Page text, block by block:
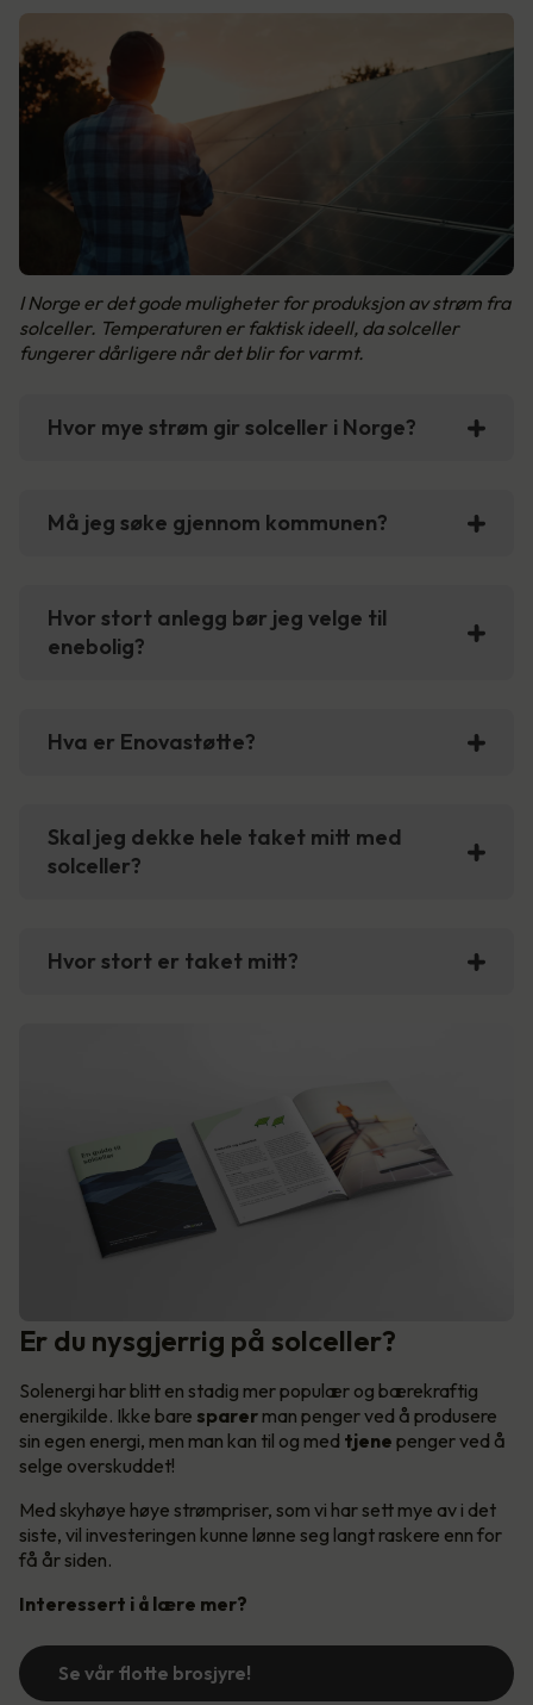
I Norge er det gode muligheter for produksjon av strøm fra
solceller. Temperaturen er faktisk ideell, da solceller
fungerer dårligere når det blir for varmt.
Hvor mye strøm gir solceller i Norge?
Må jeg søke gjennom kommunen?
Hvor stort anlegg bør jeg velge til
enebolig?
Hva er Enovastøtte?
Skal jeg dekke hele taket mitt med
solceller?
Hvor stort er taket mitt?
Er du nysgjerrig på solceller?
Solenergi har blitt en stadig mer populær og bærekraftig
energikilde. Ikke bare sparer man penger ved å produsere
sin egen energi, men man kan til og med tjene penger ved å
selge overskuddet!
Med skyhøye høye strømpriser, som vi har sett mye av i det
siste, vil investeringen kunne lønne seg langt raskere enn for
få år siden.
Interessert i å lære mer?
Se vår flotte brosjyre!